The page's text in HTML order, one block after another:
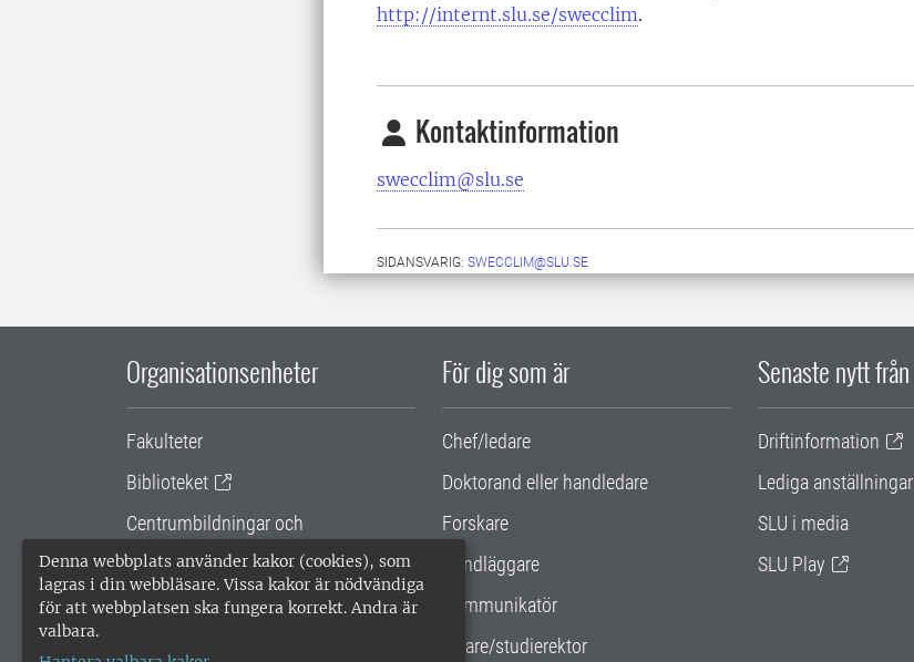
Denna webbplats använder kakor (cookies), som
lagras i din webbläsare. Vissa kakor är nödvändiga
för att webbplatsen ska fungera korrekt. Andra är
valbara.
http://internt.slu.se/swecclim.
Kontaktinformation
swecclim@slu.se
SIDANSVARIG: SWECCLIM@SLU.SE
Organisationsenheter
Fakulteter
Biblioteket
Centrumbildningar och
samarbetsprojekt
Gemensamma verksamhetsstödet
För dig som är
Chef/ledare
Doktorand eller handledare
Forskare
Handläggare
Kommunikatör
Lärare/studierektor
Senaste nytt från
Driftinformation
Lediga anställningar
SLU i media
SLU Play